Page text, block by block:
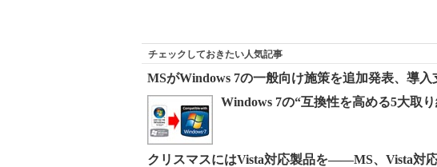
チェックしておきたい人気記事
MSがWindows 7の一般向け施策を追加発表、導入
Windows 7の“互換性を高める5大取
クリスマスにはVista対応製品を――MS、Vista対